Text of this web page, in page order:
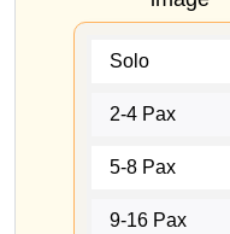
Solo
2-4 Pax
5-8 Pax
9-16 Pax